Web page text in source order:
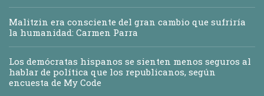
Malitzin era consciente del gran cambio que sufriría
la humanidad: Carmen Parra
Los demócratas hispanos se sienten menos seguros al
hablar de política que los republicanos, según
encuesta de My Code